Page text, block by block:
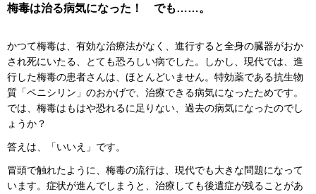
梅毒は治る病気になった！ でも……。
かつて梅毒は、有効な治療法がなく、進行すると全身の臓器がおか
され死にいたる、とても恐ろしい病でした。しかし、現代では、進
行した梅毒の患者さんは、ほとんどいません。特効薬である抗生物
質「ペニシリン」のおかげで、治療できる病気になったためです。
では、梅毒はもはや恐れるに足りない、過去の病気になったのでし
ょうか？
答えは、「いいえ」です。
冒頭で触れたように、梅毒の流行は、現代でも大きな問題になって
います。症状が進んでしまうと、治療しても後遺症が残ることがあ